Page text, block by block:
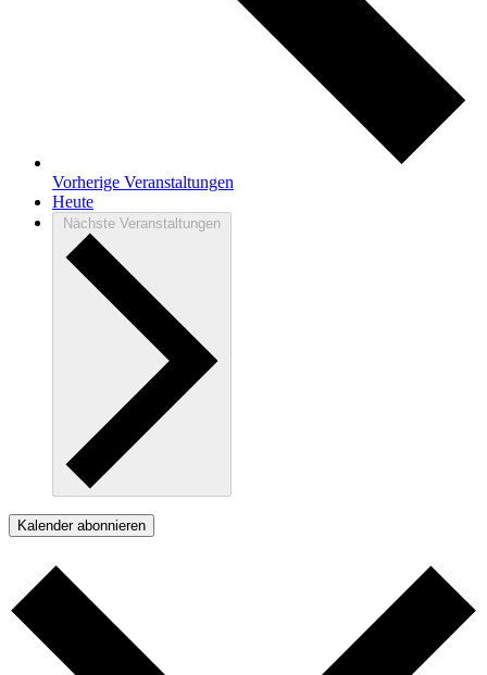
Vorherige Veranstaltungen
Heute
Nächste Veranstaltungen
Kalender abonnieren